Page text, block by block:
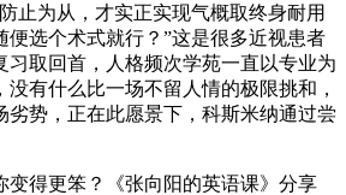
止为从，才实正实现气概取终身耐用
便选个术式就行？”这是很多近视患者
习取回首，人格频次学苑一直以专业为
有什么比一场不留人情的极限挑和，
劣势，正在此愿景下，科斯米纳通过尝
得更笨？《张向阳的英语课》分享